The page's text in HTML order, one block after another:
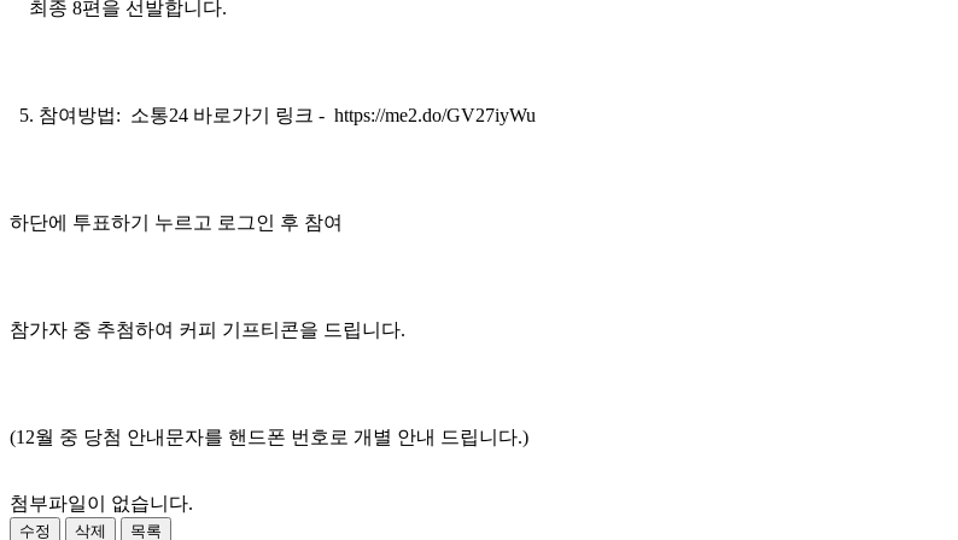
최종 8편을 선발합니다.
5. 참여방법: 소통24 바로가기 링크 - https://me2.do/GV27iyWu
하단에 투표하기 누르고 로그인 후 참여
참가자 중 추첨하여 커피 기프티콘을 드립니다.
(12월 중 당첨 안내문자를 핸드폰 번호로 개별 안내 드립니다.)
첨부파일이 없습니다.
수정 삭제 목록